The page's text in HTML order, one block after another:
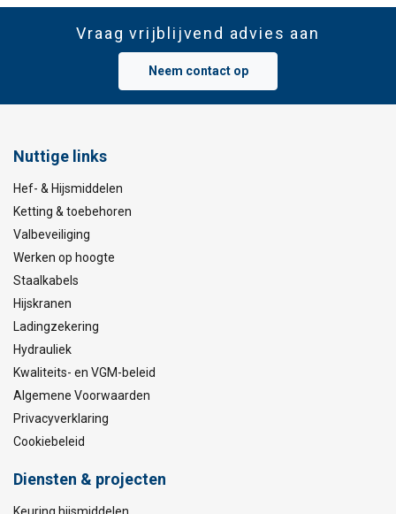
betrouwbare kerncomponent
Technisch advies, keuring en service
Materiaal:
Markering:
Temperatuursbereik:
Afwerking:
Vraag vrijblijvend advies aan
Neem contact op
Nuttige links
Hef- & Hijsmiddelen
Ketting & toebehoren
Valbeveiliging
Werken op hoogte
Staalkabels
Hijskranen
Ladingzekering
Hydrauliek
Kwaliteits- en VGM-beleid
Algemene Voorwaarden
Privacyverklaring
Cookiebeleid
Diensten & projecten